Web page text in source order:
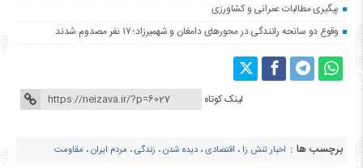
پیگیری مطالبات عمرانی و کشاورزی
وقوع دو سانحه رانندگی در محورهای دامغان و شهمیرزاد؛ ۱۷ نفر مصدوم شدند
لینک کوتاه
برچسب ها : اخبار تنش زا ، اقتصادی، دیده شدن، زندگی، مردم ایران، مقاومت